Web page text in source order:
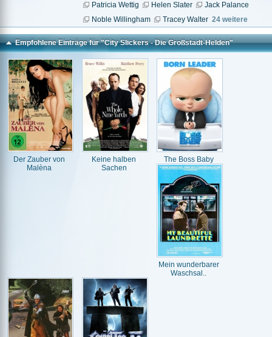
Patricia Wettig
Helen Slater
Jack Palance
Noble Willingham
Tracey Walter 24 weitere
Empfohlene Einträge für "City Slickers - Die Großstadt-Helden"
Der Zauber von
Malèna
Keine halben
Sachen
The Boss Baby
Mein wunderbarer
Waschsal..